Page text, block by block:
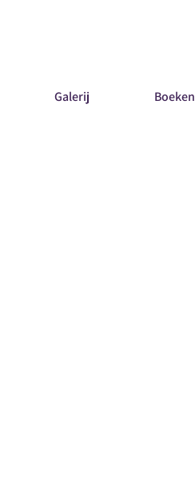
Galerij Boeken